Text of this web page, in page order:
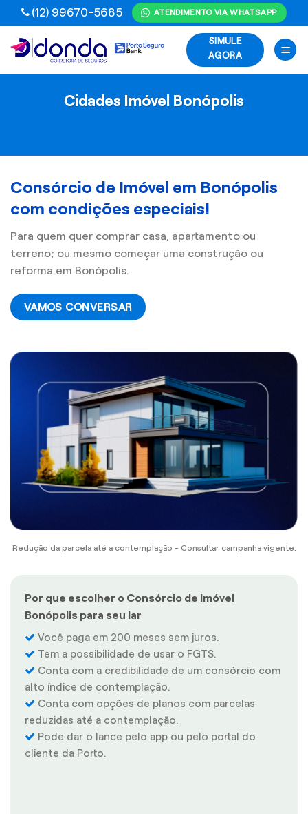
Skip
to
content
(12) 99670-5685 ATENDIMENTO VIA WHATSAPP
SIMULE
AGORA
Cidades Imóvel Bonópolis
Consórcio de Imóvel em Bonópolis
com condições especiais!
Para quem quer comprar casa, apartamento ou
terreno; ou mesmo começar uma construção ou
reforma em Bonópolis.
VAMOS CONVERSAR
Redução da parcela até a contemplação - Consultar campanha vigente.
Por que escolher o Consórcio de Imóvel
Bonópolis para seu lar
Você paga em 200 meses sem juros.
Tem a possibilidade de usar o FGTS.
Conta com a credibilidade de um consórcio com
alto índice de contemplação.
Conta com opções de planos com parcelas
reduzidas até a contemplação.
Pode dar o lance pelo app ou pelo portal do
cliente da Porto.